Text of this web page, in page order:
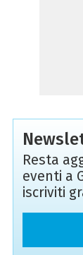
Resta
eventi a
iscriviti